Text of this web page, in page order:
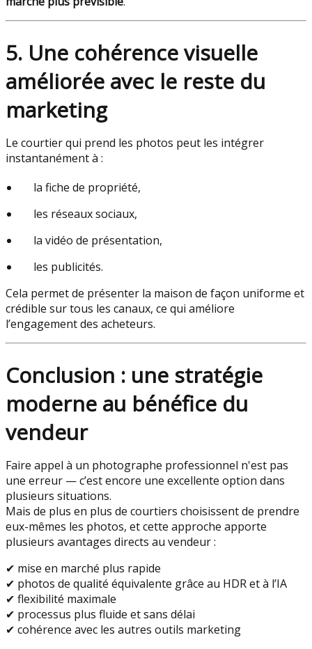
5. Une cohérence visuelle
améliorée avec le reste du
marketing
Le courtier qui prend les photos peut les intégrer
instantanément à :
la fiche de propriété,
les réseaux sociaux,
la vidéo de présentation,
les publicités.
Cela permet de présenter la maison de façon uniforme et
crédible sur tous les canaux, ce qui améliore
l’engagement des acheteurs.
Conclusion : une stratégie
moderne au bénéfice du
vendeur
Faire appel à un photographe professionnel n'est pas
une erreur — c’est encore une excellente option dans
plusieurs situations.
Mais de plus en plus de courtiers choisissent de prendre
eux-mêmes les photos, et cette approche apporte
plusieurs avantages directs au vendeur :
✔ mise en marché plus rapide
✔ photos de qualité équivalente grâce au HDR et à l’IA
✔ flexibilité maximale
✔ processus plus fluide et sans délai
✔ cohérence avec les autres outils marketing